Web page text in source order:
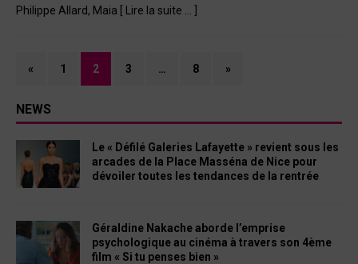
Philippe Allard, Maia
[ Lire la suite … ]
« 1 2 3 … 8 »
NEWS
Le « Défilé Galeries Lafayette » revient sous les
arcades de la Place Masséna de Nice pour
dévoiler toutes les tendances de la rentrée
Géraldine Nakache aborde l’emprise
psychologique au cinéma à travers son 4ème
film « Si tu penses bien »